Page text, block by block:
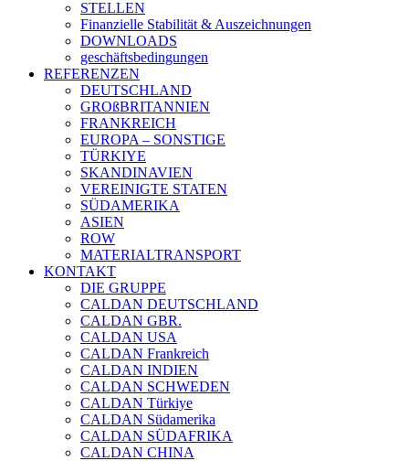
STELLEN
Finanzielle Stabilität & Auszeichnungen
DOWNLOADS
geschäftsbedingungen
REFERENZEN
DEUTSCHLAND
GROßBRITANNIEN
FRANKREICH
EUROPA – SONSTIGE
TÜRKIYE
SKANDINAVIEN
VEREINIGTE STATEN
SÜDAMERIKA
ASIEN
ROW
MATERIALTRANSPORT
KONTAKT
DIE GRUPPE
CALDAN DEUTSCHLAND
CALDAN GBR.
CALDAN USA
CALDAN Frankreich
CALDAN INDIEN
CALDAN SCHWEDEN
CALDAN Türkiye
CALDAN Südamerika
CALDAN SÜDAFRIKA
CALDAN CHINA